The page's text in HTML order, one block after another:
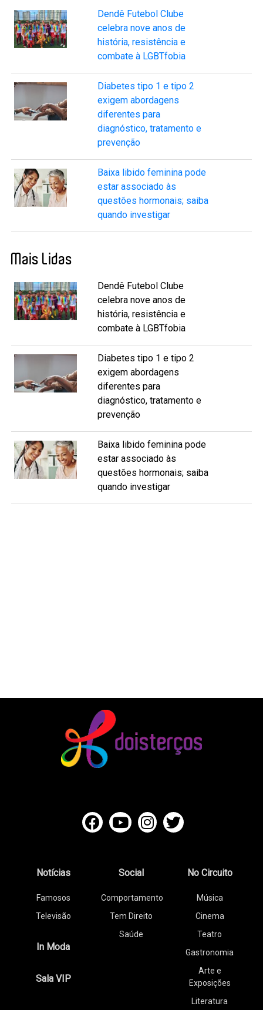
Dendê Futebol Clube
celebra nove anos de
história, resistência e
combate à LGBTfobia
Diabetes tipo 1 e tipo 2
exigem abordagens
diferentes para
diagnóstico, tratamento e
prevenção
Baixa libido feminina pode
estar associado às
questões hormonais; saiba
quando investigar
Mais Lidas
Dendê Futebol Clube
celebra nove anos de
história, resistência e
combate à LGBTfobia
Diabetes tipo 1 e tipo 2
exigem abordagens
diferentes para
diagnóstico, tratamento e
prevenção
Baixa libido feminina pode
estar associado às
questões hormonais; saiba
quando investigar
Notícias
Famosos
Televisão
In Moda
Sala VIP
Social
Comportamento
Tem Direito
Saúde
No Circuito
Música
Cinema
Teatro
Gastronomia
Arte e
Exposições
Literatura